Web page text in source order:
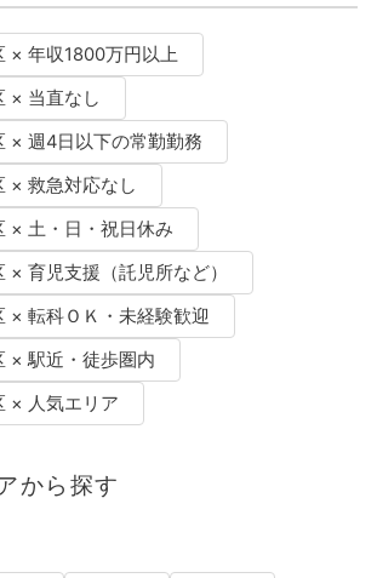
× 年収1800万円以上
× 当直なし
× 週4日以下の常勤勤務
× 救急対応なし
× 土・日・祝日休み
× 育児支援（託児所など）
× 転科ＯＫ・未経験歓迎
× 駅近・徒歩圏内
× 人気エリア
から探す